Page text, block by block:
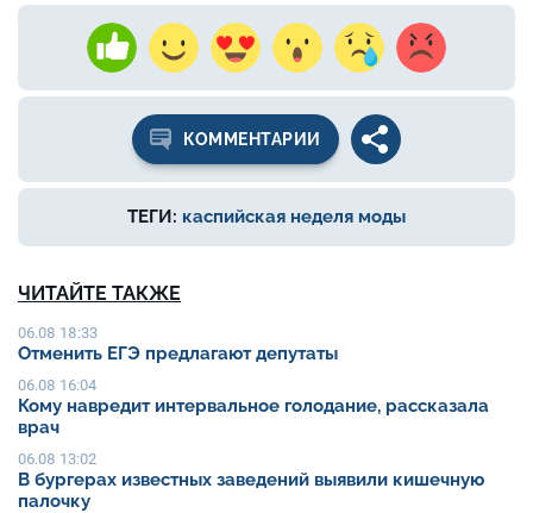
КОММЕНТАРИИ
ТЕГИ: каспийская неделя моды
ЧИТАЙТЕ ТАКЖЕ
06.08 18:33
Отменить ЕГЭ предлагают депутаты
06.08 16:04
Кому навредит интервальное голодание, рассказала
врач
06.08 13:02
В бургерах известных заведений выявили кишечную
палочку